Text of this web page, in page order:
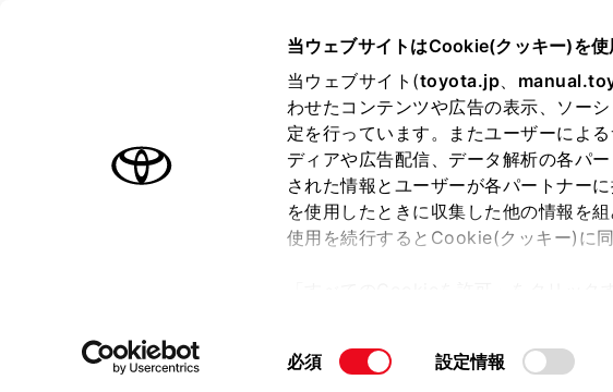
当ウェブサイトはCookie(クッキー)を使
当ウェブサイト(toyota.jp、
わせたコンテンツや広告の表示、ソー
定を行っています。またユーザーによ
ディアや広告配信、データ解析の各パ
された情報とユーザーが各パートナー
を使用したときに収集した他の情報を
使用を続行するとCookie(クッキー)に
て」をご覧ください。
同
必須 設定情報
オーナーサポート トピックス